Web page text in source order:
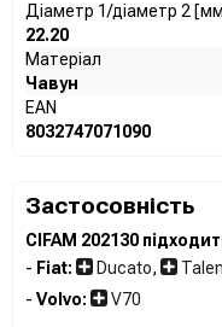
Діаметр 1/діаметр 2
22.20
Матеріал
Чавун
EAN
8032747071090
Застосовність
CIFAM 202130
- Fiat: Ducato,
- Volvo: V70